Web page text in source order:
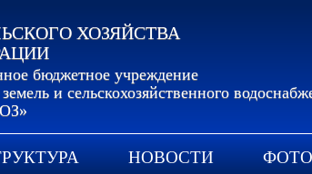
ХОЗЯЙСТВА
бюджетное учреждение
и сельскохозяйственного
НОВОСТИ